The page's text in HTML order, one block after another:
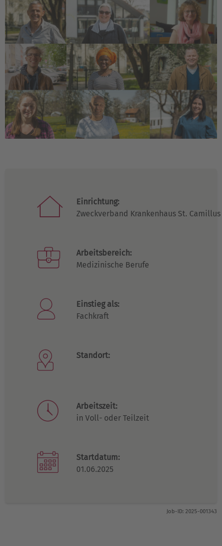
Einrichtung:
Zweckverband Krankenhaus St. Camillus
Arbeitsbereich:
Medizinische Berufe
Einstieg als:
Fachkraft
Standort:
Arbeitszeit:
in Voll- oder Teilzeit
Startdatum:
01.06.2025
Job-ID: 2025-001343